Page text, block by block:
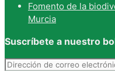
Fomento de la
Murcia
Suscríbete a nuestro